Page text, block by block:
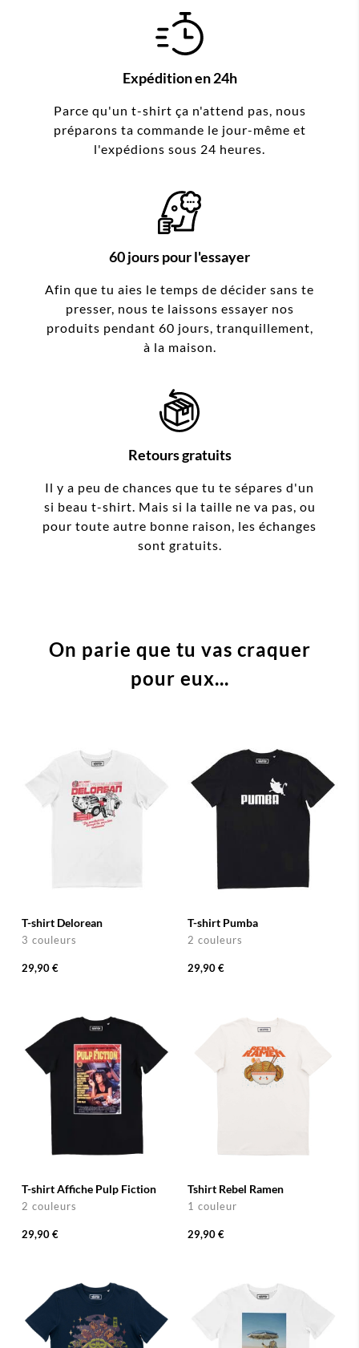
Expédition en 24h
Parce qu'un t-shirt ça n'attend pas, nous
préparons ta commande le jour-même et
l'expédions sous 24 heures.
60 jours pour l'essayer
Afin que tu aies le temps de décider sans te
presser, nous te laissons essayer nos
produits pendant 60 jours, tranquillement,
à la maison.
Retours gratuits
Il y a peu de chances que tu te sépares d'un
si beau t-shirt. Mais si la taille ne va pas, ou
pour toute autre bonne raison, les échanges
sont gratuits.
On parie que tu vas craquer
pour eux...
T-shirt Delorean
3 couleurs
29,90 €
T-shirt Pumba
2 couleurs
29,90 €
T-shirt Affiche Pulp Fiction
2 couleurs
29,90 €
Tshirt Rebel Ramen
1 couleur
29,90 €